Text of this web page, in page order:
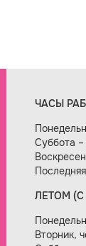
ЧАСЫ
Суббота –
ЛЕТОМ (С
Вторник,
— веб-